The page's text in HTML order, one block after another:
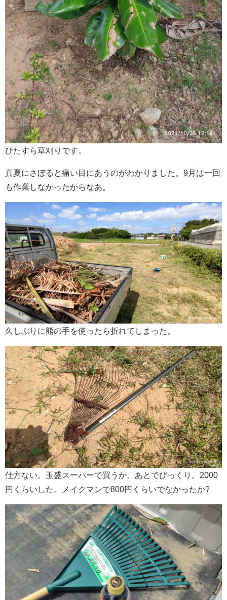
ひたすら草刈りです。
真夏にさぼると痛い目にあうのがわかりました。9月は一回
も作業しなかったからなあ。
久しぶりに熊の手を使ったら折れてしまった。
仕方ない。玉盛スーパーで買うか。あとでびっくり。2000
円くらいした。メイクマンで800円くらいでなかったか?